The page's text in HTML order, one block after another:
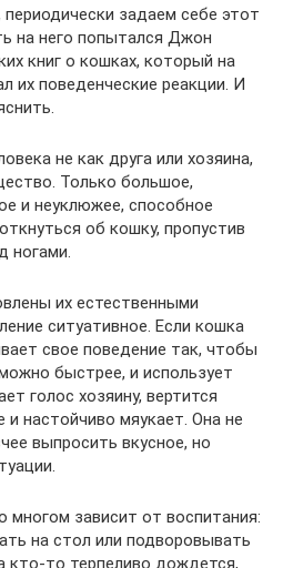
задаем себе этот
на него попытался Джон
книг о кошках, который на
их поведенческие реакции. И
не как друга или хозяина,
Только большое,
и неуклюжее, способное
об кошку, пропустив
ногами.
их естественными
ситуативное. Если кошка
свое поведение так, чтобы
быстрее, и использует
голос хозяину, вертится
настойчиво мяукает. Она не
выпросить вкусное, но
многом зависит от воспитания:
на стол или подворовывать
кто-то терпеливо дождется,